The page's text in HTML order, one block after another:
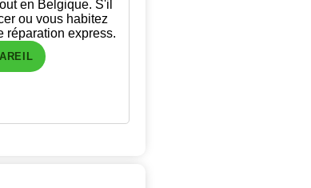
en Belgique. S'il
ou vous habitez
réparation express.